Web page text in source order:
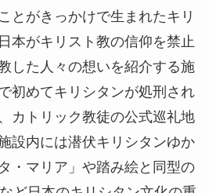
とがきっかけで生まれたキリ
本がキリスト教の信仰を禁止
した人々の想いを紹介する施
初めてキリシタンが処刑され
カトリック教徒の公式巡礼地
設内には潜伏キリシタンゆか
・マリア」や踏み絵と同型の